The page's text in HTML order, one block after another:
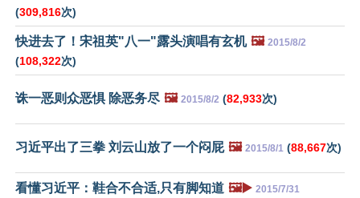
(309,816次)
快进去了！宋祖英"八一"露头演唱有玄机 🖼️ 2015/8/2
(108,322次)
诛一恶则众恶惧 除恶务尽 🖼️ 2015/8/2 (82,933次)
习近平出了三拳 刘云山放了一个闷屁 🖼️ 2015/8/1 (88,667次)
看懂习近平：鞋合不合适,只有脚知道 🖼️▶️ 2015/7/31